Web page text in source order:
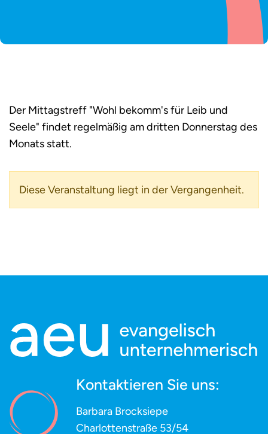
Der Mittagstreff "Wohl bekomm's für Leib und
Seele" findet regelmäßig am dritten Donnerstag des
Monats statt.
Diese Veranstaltung liegt in der Vergangenheit.
Kontaktieren Sie uns:
Barbara Brocksiepe
Charlottenstraße 53/54